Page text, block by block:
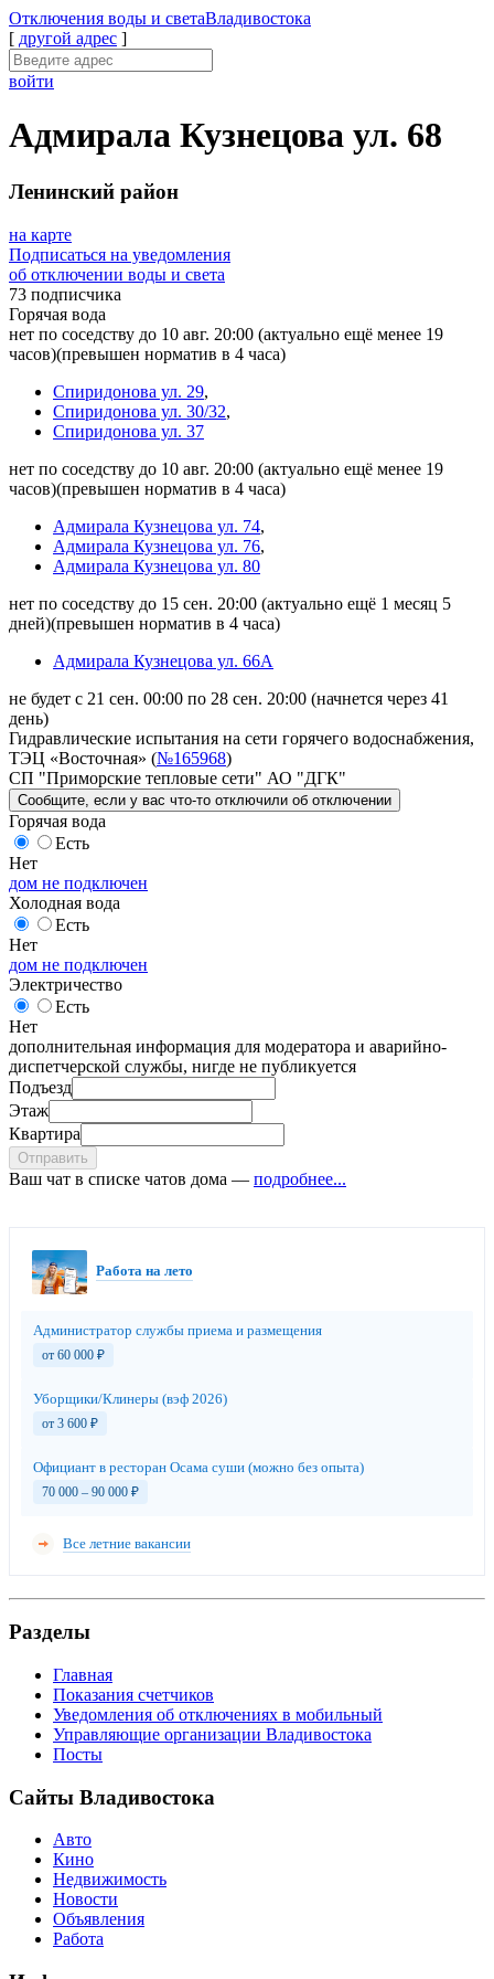
Отключения воды и светаВладивостока
[ другой адрес ]
войти
Адмирала Кузнецова ул. 68
Ленинский район
на карте
Подписаться на уведомления
об отключении воды и света
73 подписчика
Горячая вода
нет по соседству до 10 авг. 20:00 (актуально ещё менее 19
часов)(превышен норматив в 4 часа)
Спиридонова ул. 29,
Спиридонова ул. 30/32,
Спиридонова ул. 37
нет по соседству до 10 авг. 20:00 (актуально ещё менее 19
часов)(превышен норматив в 4 часа)
Адмирала Кузнецова ул. 74,
Адмирала Кузнецова ул. 76,
Адмирала Кузнецова ул. 80
нет по соседству до 15 сен. 20:00 (актуально ещё 1 месяц 5
дней)(превышен норматив в 4 часа)
Адмирала Кузнецова ул. 66А
не будет с 21 сен. 00:00 по 28 сен. 20:00 (начнется через 41
день)
Гидравлические испытания на сети горячего водоснабжения,
ТЭЦ «Восточная» (№165968)
СП "Приморские тепловые сети" АО "ДГК"
Сообщите , если у вас что-то отключили об отключении
Горячая вода
Есть
Нет
дом не подключен
Холодная вода
Есть
Нет
дом не подключен
Электричество
Есть
Нет
дополнительная информация для модератора и аварийно-
диспетчерской службы, нигде не публикуется
Подъезд
Этаж
Квартира
Отправить
Ваш чат в списке чатов дома — подробнее...
Работа на лето
Администратор службы приема и размещения
от 60 000 ₽
Уборщики/Клинеры (вэф 2026)
от 3 600 ₽
Официант в ресторан Осама суши (можно без опыта)
70 000 – 90 000 ₽
Все летние вакансии
Разделы
Главная
Показания счетчиков
Уведомления об отключениях в мобильный
Управляющие организации Владивостока
Посты
Сайты Владивостока
Авто
Кино
Недвижимость
Новости
Объявления
Работа